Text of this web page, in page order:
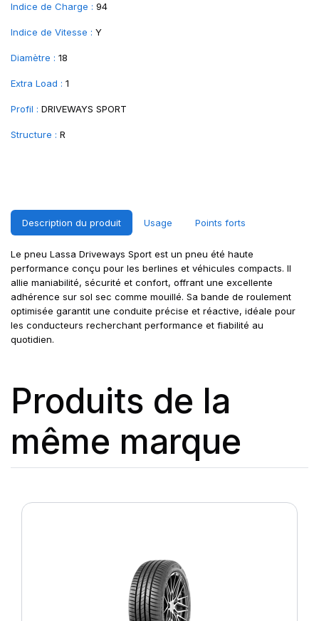
Indice de Charge : 94
Indice de Vitesse : Y
Diamètre : 18
Extra Load : 1
Profil : DRIVEWAYS SPORT
Structure : R
Description du produit Usage Points forts
Le pneu Lassa Driveways Sport est un pneu été haute
performance conçu pour les berlines et véhicules compacts. Il
allie maniabilité, sécurité et confort, offrant une excellente
adhérence sur sol sec comme mouillé. Sa bande de roulement
optimisée garantit une conduite précise et réactive, idéale pour
les conducteurs recherchant performance et fiabilité au
quotidien.
Produits de la
même marque